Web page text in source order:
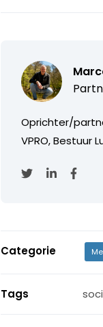
Oprichter/
VPRO, Bestuur
Categorie
Tags